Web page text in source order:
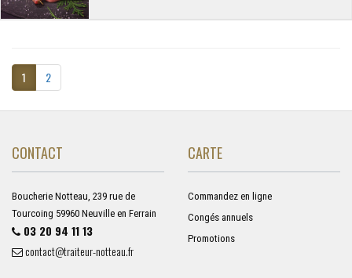
1 2
CONTACT
Boucherie Notteau, 239 rue de
Tourcoing 59960 Neuville en Ferrain
03 20 94 11 13
contact@traiteur-notteau.fr
CARTE
Commandez en ligne
Congés annuels
Promotions